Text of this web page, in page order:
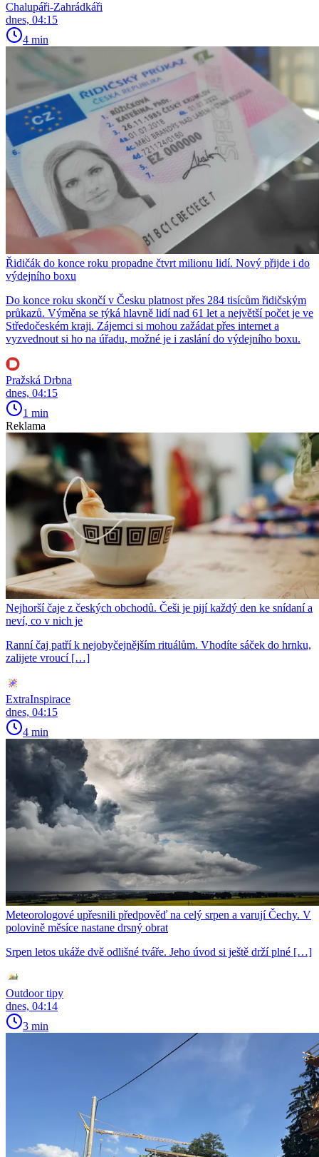
Chalupáři-Zahrádkáři
dnes, 04:15
4 min
Řidičák do konce roku propadne čtvrt milionu lidí. Nový přijde i do
výdejního boxu
Do konce roku skončí v Česku platnost přes 284 tisícům řidičským
průkazů. Výměna se týká hlavně lidí nad 61 let a největší počet je ve
Středočeském kraji. Zájemci si mohou zažádat přes internet a
vyzvednout si ho na úřadu, možné je i zaslání do výdejního boxu.
Pražská Drbna
dnes, 04:15
1 min
Reklama
Nejhorší čaje z českých obchodů. Češi je pijí každý den ke snídaní a
neví, co v nich je
Ranní čaj patří k nejobyčejnějším rituálům. Vhodíte sáček do hrnku,
zalijete vroucí […]
ExtraInspirace
dnes, 04:15
4 min
Meteorologové upřesnili předpověď na celý srpen a varují Čechy. V
polovině měsíce nastane drsný obrat
Srpen letos ukáže dvě odlišné tváře. Jeho úvod si ještě drží plné […]
Outdoor tipy
dnes, 04:14
3 min